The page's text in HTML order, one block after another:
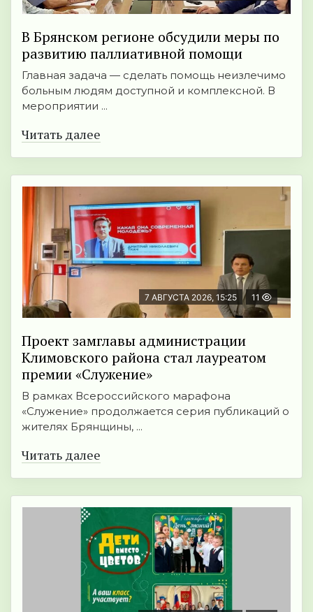
В Брянском регионе обсудили меры по
развитию паллиативной помощи
Главная задача — сделать помощь неизлечимо
больным людям доступной и комплексной. В
мероприятии ...
Читать далее
7 АВГУСТА 2026, 15:25 11
Проект замглавы администрации
Климовского района стал лауреатом
премии «Служение»
В рамках Всероссийского марафона
«Служение» продолжается серия публикаций о
жителях Брянщины, ...
Читать далее